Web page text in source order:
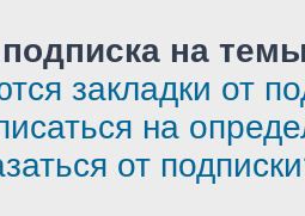
на
закладки от
на
от